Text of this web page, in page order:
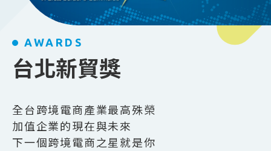
AWARDS
台北新貿獎
全台跨境電商產業最高殊榮
加值企業的現在與未來
下一個跨境電商之星就是你